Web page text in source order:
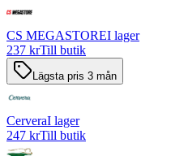
CS MEGASTOREI lager
237 krTill butik
Lägsta pris 3 mån
CerveraI lager
247 krTill butik